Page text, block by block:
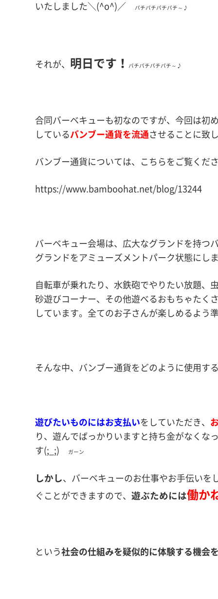
いたしました＼(^o^)／ パチパチパチパチ～♪
それが、 明日です！ パチパチパチパチ～♪
合同バーベキューも初なのですが、今回は初
しているバンブー通貨を流通させることに致
バンブー通貨については、こちらをご覧くだ
https://www.bamboohat.net/blog/13244
バーベキュー会場は、広大なグランドを持つ
グランドをアミューズメントパーク状態にし
自転車が乗れたり、水鉄砲でやりたい放題、
砂遊びコーナー、その他遊べるおもちゃたく
しています。全てのお子さんが楽しめるよう
そんな中、バンブー通貨をどのように使用す
遊びたいものにはお支払いをしていただき、
り、遊んでばっかりいますと持ち金がなくな
す(;_;)
ガーン
しかし、バーベキューのお仕事やお手伝いを
ぐことができますので、 遊ぶためには働か
という社会の仕組みを疑似的に体験する機会